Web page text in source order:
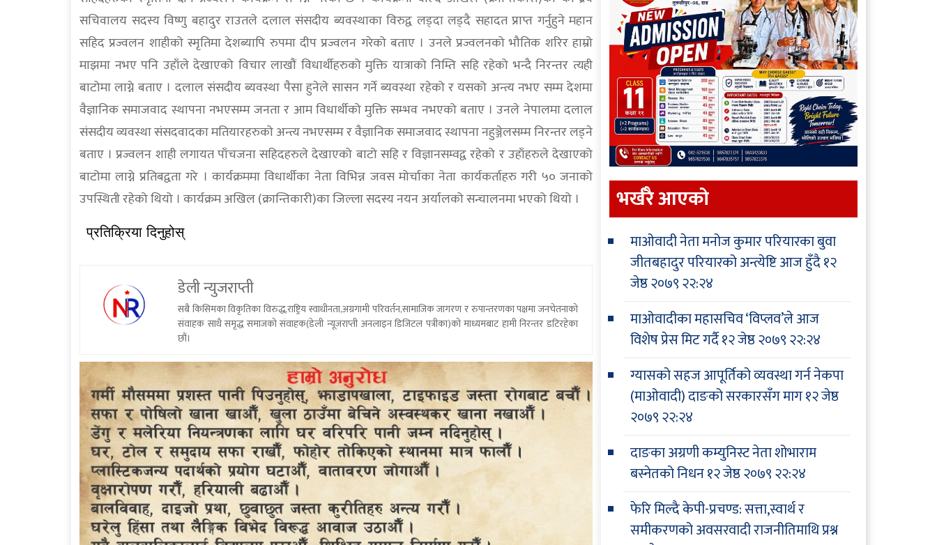
सचिवालय सदस्य विष्णु बहादुर राउतले दलाल संसदीय ब्यवस्थाका विरुद्व लड्दा लड्दै सहादत प्राप्त गर्नुहुने महान
सहिद प्रज्वलन शाहीको स्मृतिमा देशब्यापि रुपमा दीप प्रज्वलन गरेको बताए । उनले प्रज्वलनको भौतिक शरिर हाम्रो
माझमा नभए पनि उहाँले देखाएको विचार लाखौं विधार्थीहरुको मुक्ति यात्राको निम्ति सहि रहेको भन्दै निरन्तर त्यही
बाटोमा लाग्ने बताए । दलाल संसदीय ब्यवस्था पैसा हुनेले सासन गर्ने ब्यवस्था रहेको र यसको अन्त्य नभए सम्म देशमा
वैज्ञानिक समाजवाद स्थापना नभएसम्म जनता र आम विधार्थीको मुक्ति सम्भव नभएको बताए । उनले नेपालमा दलाल
संसदीय व्यवस्था संसदवादका मतियारहरुको अन्त्य नभएसम्म र वैज्ञानिक समाजवाद स्थापना नहुञ्जेलसम्म निरन्तर लड्ने
बताए । प्रज्वलन शाही लगायत पाँचजना सहिदहरुले देखाएको बाटो सहि र विज्ञानसम्वद्व रहेको र उहाँहरुले देखाएको
बाटोमा लाग्ने प्रतिबद्वता गरे । कार्यक्रममा विधार्थीका नेता विभिन्न जवस मोर्चाका नेता कार्यकर्ताहरु गरी ५० जनाको
उपस्थिती रहेको थियो । कार्यक्रम अखिल (क्रान्तिकारी)का जिल्ला सदस्य नयन अर्यालको सन्चालनमा भएको थियो ।
प्रतिक्रिया दिनुहोस्
डेली न्युजराप्ती
सबै किसिमका विकृतिका विरुद्ध,राष्ट्रिय स्वाधीनता,अग्रगामी परिवर्तन,सामाजिक जागरण र रुपान्तरणका पक्षमा जनचेतनाको
संवाहक साथै समृद्ध समाजको संवाहक(डेली न्यूजराप्ती अनलाइन डिजिटल पत्रीका)को माध्यमबाट हामी निरन्तर डटिरहेका
छौं।
भर्खरै आएकाे
माओवादी नेता मनोज कुमार परियारका बुवा
जीतबहादुर परियारको अन्त्येष्टि आज हुँदै१२
जेष्ठ २०७९ २२:२४
माओवादीका महासचिव ‘विप्लव’ले आज
विशेष प्रेस मिट गर्दै१२ जेष्ठ २०७९ २२:२४
ग्यासको सहज आपूर्तिको व्यवस्था गर्न नेकपा
(माओवादी) दाङको सरकारसँग माग१२ जेष्ठ
२०७९ २२:२४
दाङका अग्रणी कम्युनिस्ट नेता शोभाराम
बस्नेतको निधन१२ जेष्ठ २०७९ २२:२४
फेरि मिल्दै केपी-प्रचण्ड: सत्ता,स्वार्थ र
समीकरणको अवसरवादी राजनीतिमाथि प्रश्न